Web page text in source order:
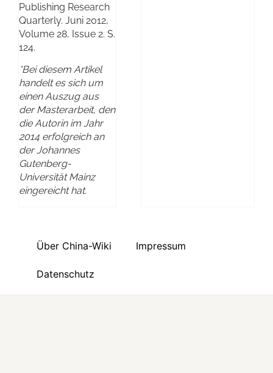
Publishing Research
Quarterly. Juni 2012,
Volume 28, Issue 2. S.
124.
*Bei diesem Artikel
handelt es sich um
einen Auszug aus
der Masterarbeit, den
die Autorin im Jahr
2014 erfolgreich an
der Johannes
Gutenberg-
Universität Mainz
eingereicht hat.
Über China-Wiki Impressum
Datenschutz